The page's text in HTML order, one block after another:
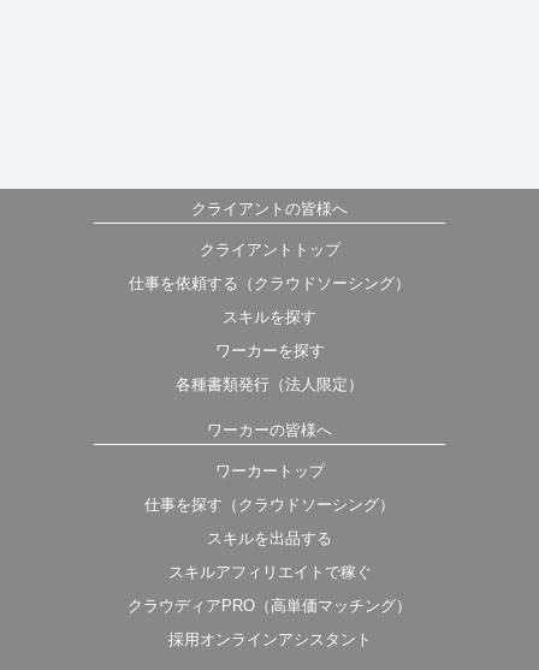
クライアントの皆様へ
クライアントトップ
仕事を依頼する（クラウドソーシング）
スキルを探す
ワーカーを探す
各種書類発行（法人限定）
ワーカーの皆様へ
ワーカートップ
仕事を探す（クラウドソーシング）
スキルを出品する
スキルアフィリエイトで稼ぐ
クラウディアPRO（高単価マッチング）
採用オンラインアシスタント